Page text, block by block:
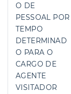
O DE
PESSOAL POR
TEMPO
DETERMINAD
O PARA O
CARGO DE
AGENTE
VISITADOR